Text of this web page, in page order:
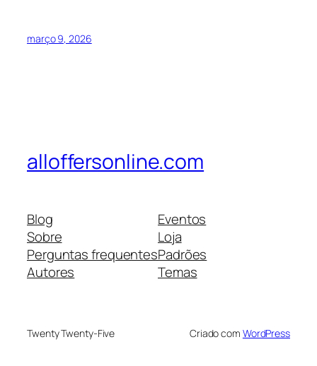
março 9, 2026
alloffersonline.com
Blog
Sobre
Perguntas frequentes
Autores
Eventos
Loja
Padrões
Temas
Twenty Twenty-Five Criado com WordPress